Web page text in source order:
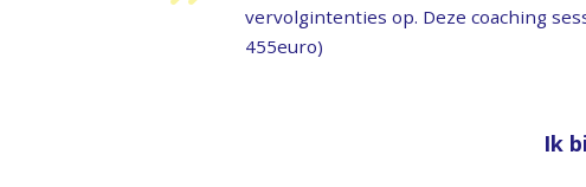
vervolgintenties op. Deze coaching
455euro)
Ik